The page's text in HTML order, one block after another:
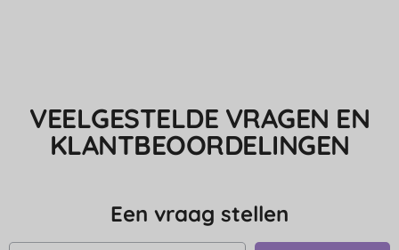
VEELGESTELDE VRAGEN EN
KLANTBEOORDELINGEN
Een vraag stellen